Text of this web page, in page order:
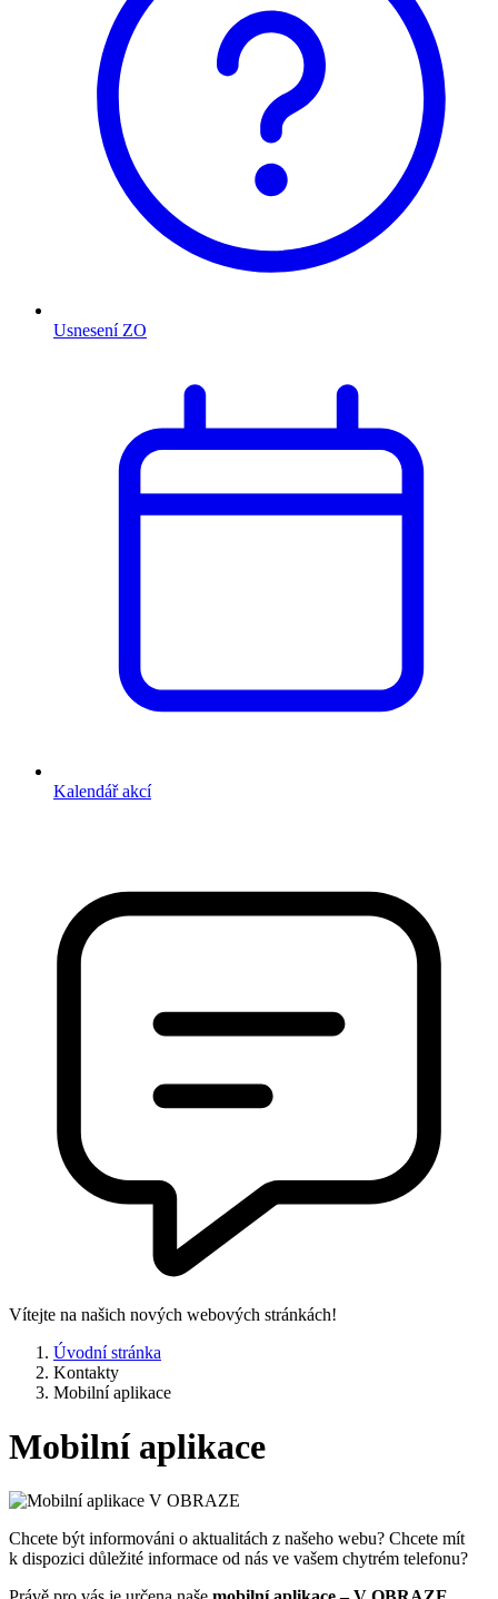
Usnesení ZO
Kalendář akcí
Vítejte na našich nových webových stránkách!
Úvodní stránka
Kontakty
Mobilní aplikace
Mobilní aplikace
Chcete být informováni o aktualitách z našeho webu? Chcete mít
k dispozici důležité informace od nás ve vašem chytrém telefonu?